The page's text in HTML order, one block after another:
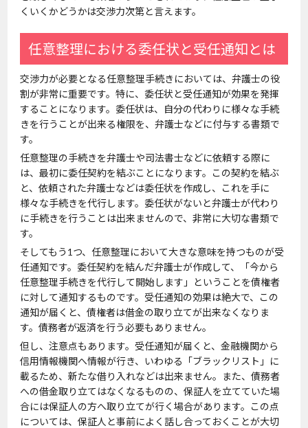
くいくかどうかは交渉力次第と言えます。
任意整理における委任状と受任通知とは
交渉力が必要となる任意整理手続きにおいては、弁護士の役
割が非常に重要です。特に、委任状と受任通知が効果を発揮
することになります。委任状は、自分の代わりに様々な手続
きを行うことが出来る権限を、弁護士などに付与する書類で
す。
任意整理の手続きを弁護士や司法書士などに依頼する際に
は、最初に委任契約を結ぶことになります。この契約を結ぶ
と、依頼された弁護士などは委任状を作成し、これを手に
様々な手続きを代行します。委任状がないと弁護士が代わり
に手続きを行うことは出来ませんので、非常に大切な書類で
す。
そしてもう1つ、任意整理において大きな意味を持つものが受
任通知です。委任契約を結んだ弁護士が作成して、「今から
任意整理手続きを代行して開始します」ということを債権者
に対して通知するものです。受任通知の効果は絶大で、この
通知が届くと、債権者は借金の取り立てが出来なくなりま
す。債務者が返済を行う必要もありません。
但し、注意点もあります。受任通知が届くと、金融機関から
信用情報機関へ情報が行き、いわゆる「ブラックリスト」に
載るため、新たな借り入れなどは出来ません。また、債務者
への借金取り立てはなくなるものの、保証人を立てていた場
合には保証人の方へ取り立てが行く場合があります。この点
については、保証人と事前によく話し合っておくことが大切